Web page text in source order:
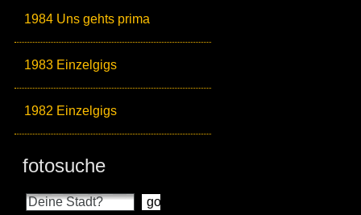
1984 Uns gehts prima
1983 Einzelgigs
1982 Einzelgigs
fotosuche